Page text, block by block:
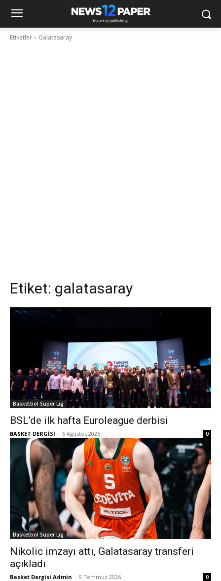
Etiketler Galatasaray
Etiket: galatasaray
Basketbol Süper Lig
BSL’de ilk hafta Euroleague derbisi
BASKET DERGİSİ - 6 Ağustos 2026 0
Basketbol Süper Lig
Nikolic imzayı attı, Galatasaray transferi
açıkladı
Basket Dergisi Admin - 9 Temmuz 2026 0